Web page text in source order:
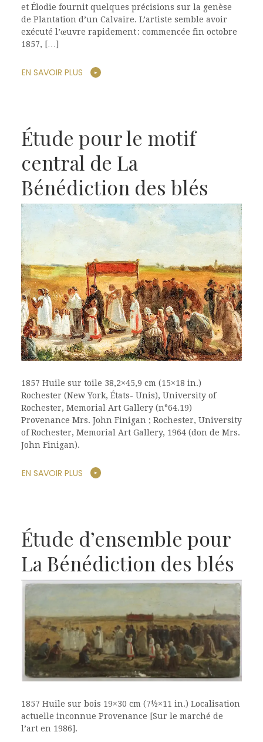
et Élodie fournit quelques précisions sur la genèse
de Plantation d’un Calvaire. L’artiste semble avoir
exécuté l’œuvre rapidement : commencée fin octobre
1857, […]
EN SAVOIR PLUS
Étude pour le motif
central de La
Bénédiction des blés
1857 Huile sur toile 38,2×45,9 cm (15×18 in.)
Rochester (New York, États- Unis), University of
Rochester, Memorial Art Gallery (n°64.19)
Provenance Mrs. John Finigan ; Rochester, University
of Rochester, Memorial Art Gallery, 1964 (don de Mrs.
John Finigan).
EN SAVOIR PLUS
Étude d’ensemble pour
La Bénédiction des blés
1857 Huile sur bois 19×30 cm (7½×11 in.) Localisation
actuelle inconnue Provenance [Sur le marché de
l’art en 1986].